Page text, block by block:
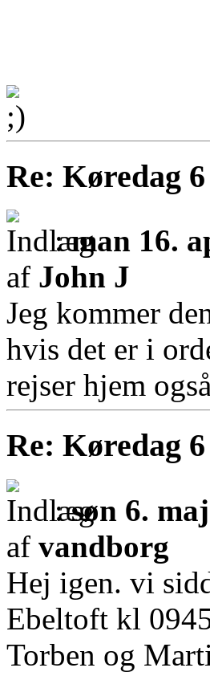
Re: Køredag
:man 16.
af John J
Jeg kommer
hvis det er i
rejser hjem
Re: Køredag
:søn 6.
af vandborg
Hej igen. vi
Ebeltoft kl
Torben og